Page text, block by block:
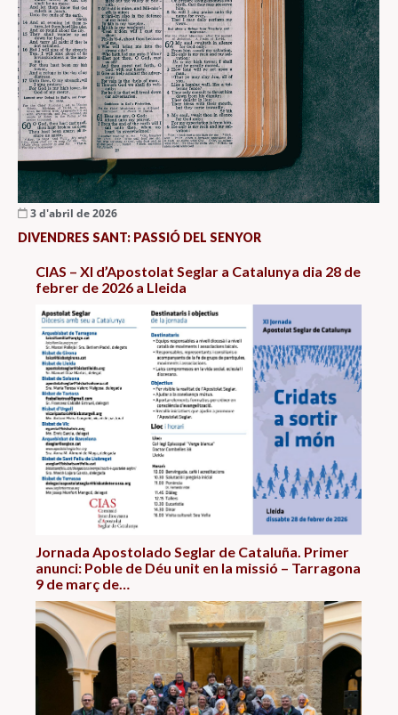
3 d'abril de 2026
DIVENDRES SANT: PASSIÓ DEL SENYOR
CIAS – XI d’Apostolat Seglar a Catalunya dia 28 de
febrer de 2026 a Lleida
Jornada Apostolado Seglar de Cataluña. Primer
anunci: Poble de Déu unit en la missió – Tarragona
9 de març de…